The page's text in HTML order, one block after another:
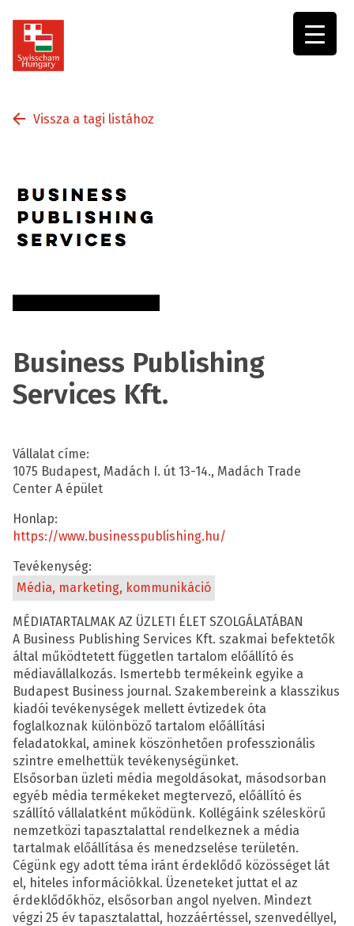
Vissza a tagi listához
Business Publishing
Services Kft.
Vállalat címe:
1075 Budapest, Madách I. út 13-14., Madách Trade
Center A épület
Honlap:
https://www.businesspublishing.hu/
Tevékenység:
Média, marketing, kommunikáció
MÉDIATARTALMAK AZ ÜZLETI ÉLET SZOLGÁLATÁBAN​
A Business Publishing Services Kft. szakmai befektetők
által működtetett független tartalom előállító és
médiavállalkozás. Ismertebb termékeink egyike a
Budapest Business journal. Szakembereink a klasszikus
kiadói tevékenységek mellett évtizedek óta
foglalkoznak különböző tartalom előállítási
feladatokkal, aminek köszönhetően professzionális
szintre emelhettük tevékenységünket.
Elsősorban üzleti média megoldásokat, másodsorban
egyéb média termékeket megtervező, előállító és
szállító vállalatként működünk. Kollégáink széleskörű
nemzetközi tapasztalattal rendelkeznek a média
tartalmak előállítása és menedzselése területén.
Cégünk egy adott téma iránt érdeklődő közösséget lát
el, hiteles információkkal. Üzeneteket juttat el az
érdeklődőkhöz, elsősorban angol nyelven. Mindezt
végzi 25 év tapasztalattal, hozzáértéssel, szenvedéllyel,